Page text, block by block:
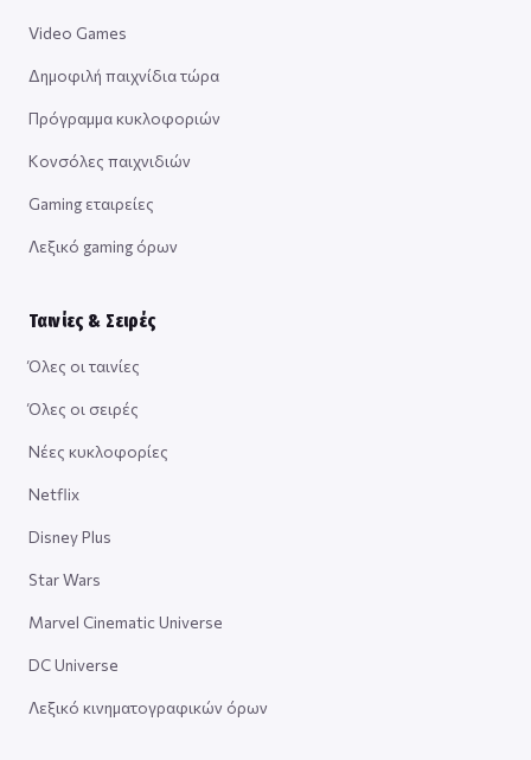
Video Games
Δημοφιλή παιχνίδια τώρα
Πρόγραμμα κυκλοφοριών
Κονσόλες παιχνιδιών
Gaming εταιρείες
Λεξικό gaming όρων
Ταινίες & Σειρές
Όλες οι ταινίες
Όλες οι σειρές
Νέες κυκλοφορίες
Netflix
Disney Plus
Star Wars
Marvel Cinematic Universe
DC Universe
Λεξικό κινηματογραφικών όρων